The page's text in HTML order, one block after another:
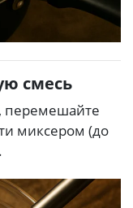
смесь
перемешайте
миксером (до